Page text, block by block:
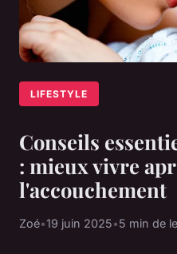
LIFESTYLE
Conseils
: mieux vivre
l'accouchement
Zoé•19 juin 2025•5 min de